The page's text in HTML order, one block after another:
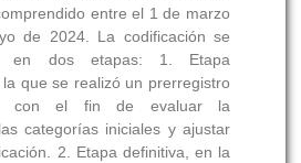
entre el 1 de marzo
de 2024. La codificación se
en dos etapas: 1. Etapa
que se realizó un prerregistro
con el fin de evaluar la
categorías iniciales y ajustar
2. Etapa definitiva, en la